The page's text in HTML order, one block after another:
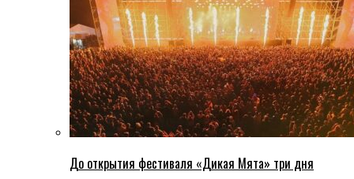
До открытия фестиваля «Дикая Мята» три дня